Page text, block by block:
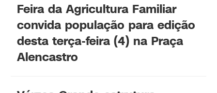
Feira da Agricultura Familiar
convida população para edição
desta terça-feira (4) na Praça
Alencastro